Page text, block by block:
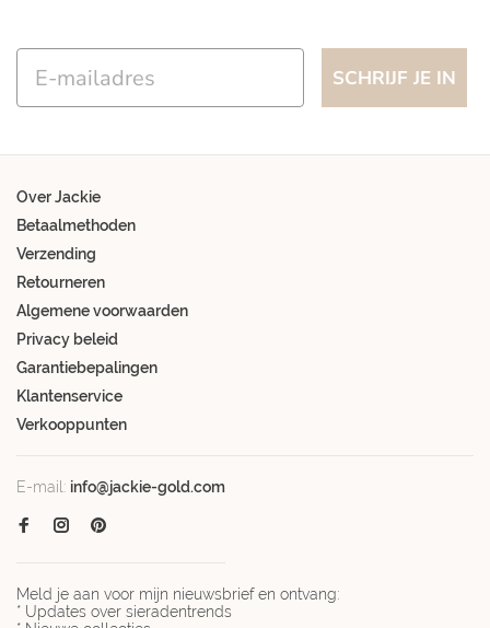
SCHRIJF JE IN
Over Jackie
Betaalmethoden
Verzending
Retourneren
Algemene voorwaarden
Privacy beleid
Garantiebepalingen
Klantenservice
Verkooppunten
E-mail: info@jackie-gold.com
Meld je aan voor mijn nieuwsbrief en ontvang:
* Updates over sieradentrends